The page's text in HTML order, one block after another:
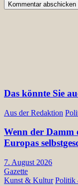
Das könnte Sie
Aus der Redaktion
Wenn der
Europas
7. August 2026
Gazette
Kunst & Kultur Politik